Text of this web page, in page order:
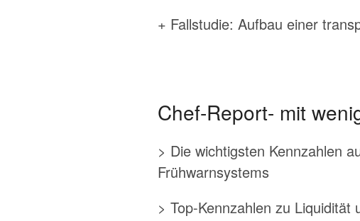
+ Fallstudie: Aufbau einer
Chef-Report- mit
> Die wichtigsten Kennzahlen
Frühwarnsystems
> Top-Kennzahlen zu